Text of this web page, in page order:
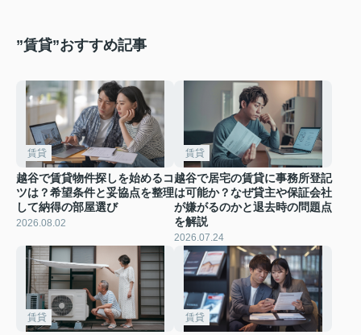
”賃貸”おすすめ記事
賃貸
越谷で賃貸物件探しを始めるコ
ツは？希望条件と妥協点を整理
して納得の部屋選び
2026.08.02
賃貸
越谷で居宅の賃貸に事務所登記
は可能か？なぜ貸主や保証会社
が嫌がるのかと退去時の問題点
を解説
2026.07.24
賃貸 賃貸